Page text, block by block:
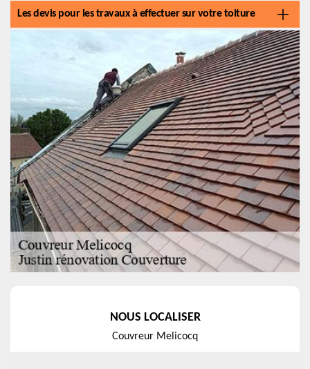
Les devis pour les travaux à effectuer sur votre toiture
NOUS LOCALISER
Couvreur Melicocq